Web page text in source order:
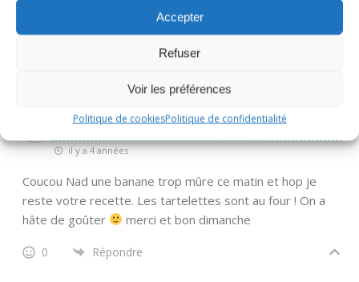
Accepter
Refuser
Voir les préférences
Politique de cookiesPolitique de confidentialité
Merci Michelle, c’est vrai qu’elles sont très bonnes!
Une Comete Bea
il y a 4 années
Coucou Nad une banane trop mûre ce matin et hop je
reste votre recette. Les tartelettes sont au four ! On a
hâte de goûter
merci et bon dimanche
0 Répondre